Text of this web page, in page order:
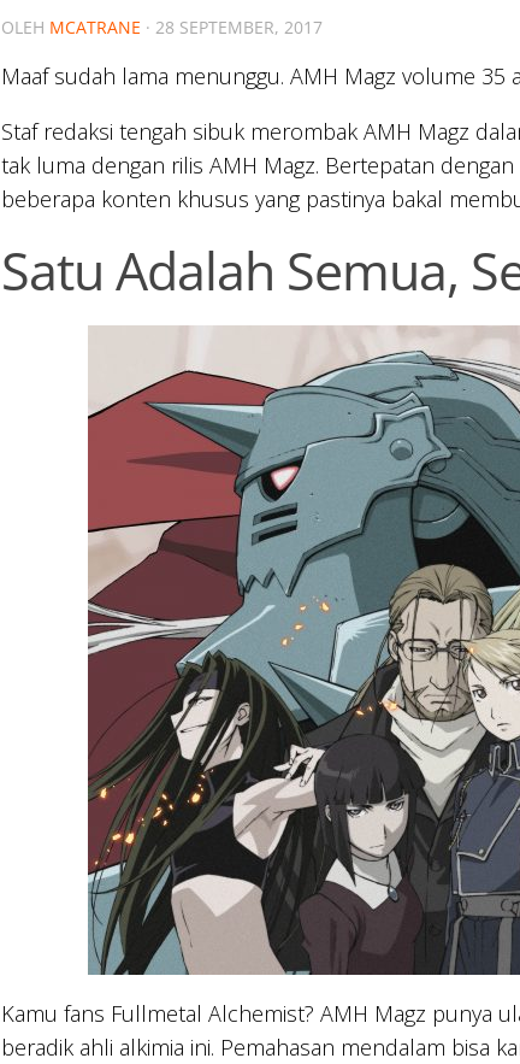
OLEH MCATRANE · 28 SEPTEMBER, 2017
Maaf sudah lama menunggu. AMH Magz volume 35
Staf redaksi tengah sibuk merombak AMH Magz
tak luma dengan rilis AMH Magz. Bertepatan
beberapa konten khusus yang pastinya bakal
Satu Adalah Semua,
Kamu fans Fullmetal Alchemist? AMH Magz punya
beradik ahli alkimia ini. Pemahasan mendalam bisa